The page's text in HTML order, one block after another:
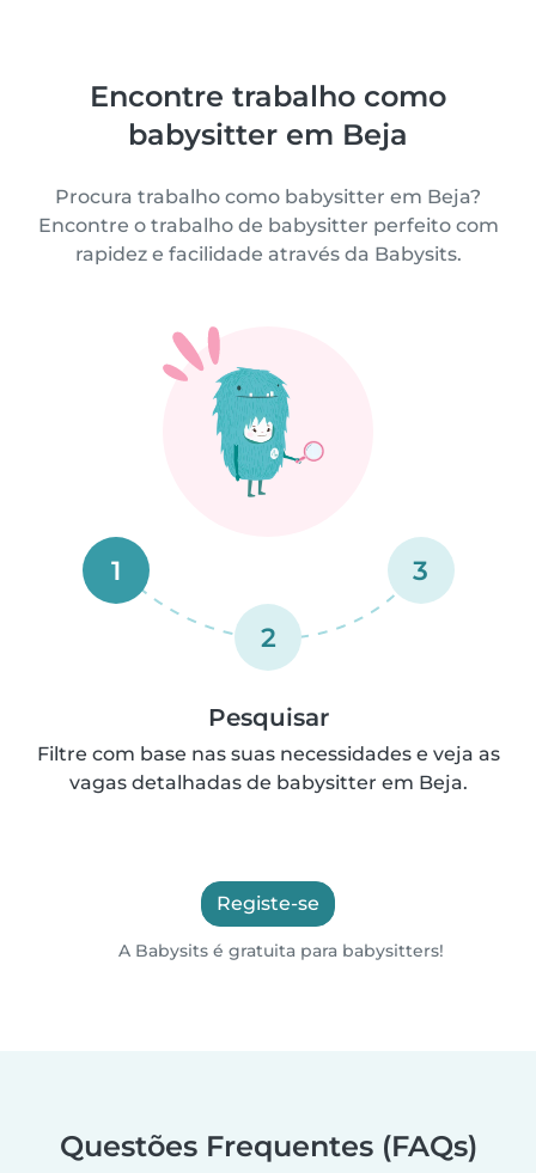
Encontre trabalho como
babysitter em Beja
Procura trabalho como babysitter em Beja?
Encontre o trabalho de babysitter perfeito com
rapidez e facilidade através da Babysits.
1
2
3
Pesquisar
Filtre com base nas suas necessidades e veja as
vagas detalhadas de babysitter em Beja.
Registe-se
A Babysits é gratuita para babysitters!
Questões Frequentes (FAQs)